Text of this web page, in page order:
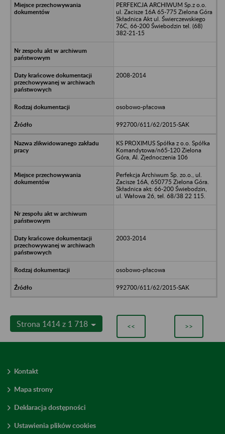
PERFEKCJA ARCHIWUM Sp.z o.o.
ul. Zacisze 16A 65-775 Zielona Góra
Składnica Akt ul. Świerczewskiego
76C, 66-200 Świebodzin tel. (68)
382-21-15
2008-2014
osobowo-płacowa
992700/611/62/2015-SAK
KS PROXIMUS Spółka z o.o. Spółka
Komandytowa/n65-120 Zielona
Góra, Al. Zjednoczenia 106
Perfekcja Archiwum Sp. zo.o., ul.
Zacisze 16A, 650775 Zielona Góra.
Składnica akt: 66-200 Świebodzin,
ul. Wałowa 26, tel. 68/38 22 115.
2003-2014
osobowo-płacowa
992700/611/62/2015-SAK
Strona 1414 z 1 718 << >>
Kontakt
Mapa strony
Deklaracja dostępności
Ustawienia plików cookies